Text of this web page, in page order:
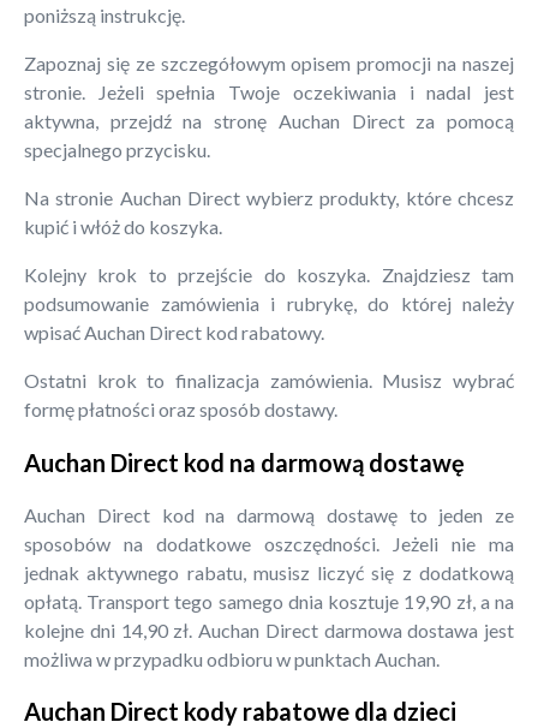
poniższą instrukcję.
Zapoznaj się ze szczegółowym opisem promocji na naszej
stronie. Jeżeli spełnia Twoje oczekiwania i nadal jest
aktywna, przejdź na stronę Auchan Direct za pomocą
specjalnego przycisku.
Na stronie Auchan Direct wybierz produkty, które chcesz
kupić i włóż do koszyka.
Kolejny krok to przejście do koszyka. Znajdziesz tam
podsumowanie zamówienia i rubrykę, do której należy
wpisać Auchan Direct kod rabatowy.
Ostatni krok to finalizacja zamówienia. Musisz wybrać
formę płatności oraz sposób dostawy.
Auchan Direct kod na darmową dostawę
Auchan Direct kod na darmową dostawę to jeden ze
sposobów na dodatkowe oszczędności. Jeżeli nie ma
jednak aktywnego rabatu, musisz liczyć się z dodatkową
opłatą. Transport tego samego dnia kosztuje 19,90 zł, a na
kolejne dni 14,90 zł. Auchan Direct darmowa dostawa jest
możliwa w przypadku odbioru w punktach Auchan.
Auchan Direct kody rabatowe dla dzieci